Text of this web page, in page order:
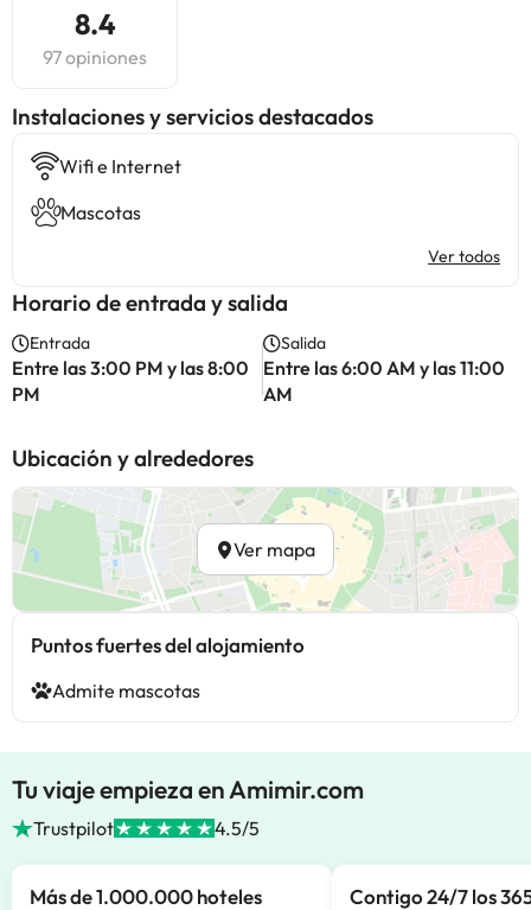
8.4
97 opiniones
Instalaciones y servicios destacados
Wifi e Internet
Mascotas
Ver todos
Horario de entrada y salida
Entrada
Entre las 3:00 PM y las 8:00
PM
Salida
Entre las 6:00 AM y las 11:00
AM
Ubicación y alrededores
Ver mapa
Puntos fuertes del alojamiento
Admite mascotas
Tu viaje empieza en Amimir.com
Trustpilot 4.5/5
Más de 1.000.000 hoteles
Contigo 24/7 los